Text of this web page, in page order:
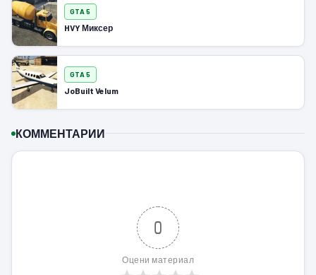
GTA 5
HVY Миксер
GTA 5
JoBuilt Velum
КОММЕНТАРИИ
0
Оцени материал